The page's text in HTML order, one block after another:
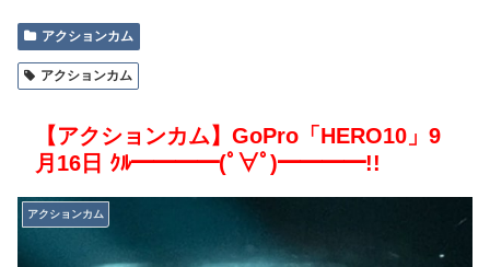
アクションカム
アクションカム
【アクションカム】GoPro「HERO10」9
月16日 ｸﾙ━━━━(ﾟ∀ﾟ)━━━━!!
アクションカム